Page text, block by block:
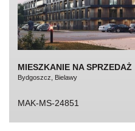
MIESZKANIE NA SPRZEDAŻ
Bydgoszcz, Bielawy
MAK-MS-24851